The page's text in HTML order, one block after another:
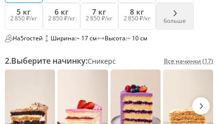
5 кг
2 850 ₽/кг
6 кг
2 850 ₽/кг
7 кг
2 850 ₽/кг
8 кг
2 850 ₽/кг больше
На5гостей Ширина:~ 17 см Высота:~ 10 см
2.Выберите начинку:Сникерс Все начинки (17)